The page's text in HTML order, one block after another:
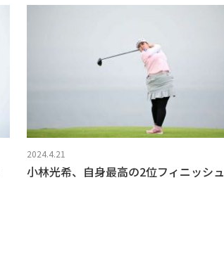
2024.4.21
小林光希、自身最高の2位フィニッシュ